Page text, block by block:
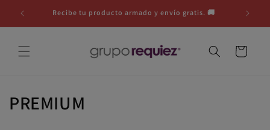
directamenteRecibe tu producto armado y envío gratis. 🚚
Carrito
C
PREMIUM